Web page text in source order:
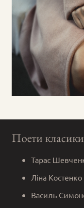
Поети класики
Тарас
Ліна Костенко
Василь